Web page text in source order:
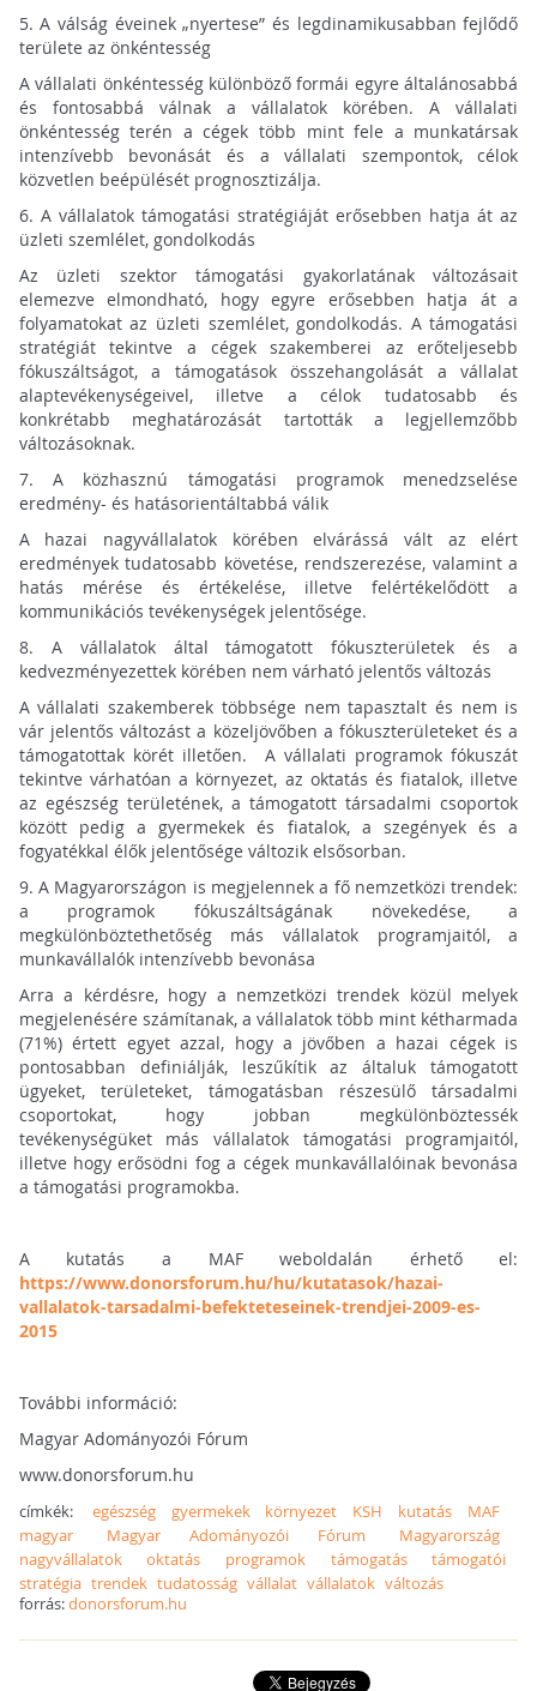
5. A válság éveinek „nyertese” és legdinamikusabban fejlődő
területe az önkéntesség
A vállalati önkéntesség különböző formái egyre általánosabbá
és fontosabbá válnak a vállalatok körében. A vállalati
önkéntesség terén a cégek több mint fele a munkatársak
intenzívebb bevonását és a vállalati szempontok, célok
közvetlen beépülését prognosztizálja.
6. A vállalatok támogatási stratégiáját erősebben hatja át az
üzleti szemlélet, gondolkodás
Az üzleti szektor támogatási gyakorlatának változásait
elemezve elmondható, hogy egyre erősebben hatja át a
folyamatokat az üzleti szemlélet, gondolkodás. A támogatási
stratégiát tekintve a cégek szakemberei az erőteljesebb
fókuszáltságot, a támogatások összehangolását a vállalat
alaptevékenységeivel, illetve a célok tudatosabb és
konkrétabb meghatározását tartották a legjellemzőbb
változásoknak.
7.
A közhasznú támogatási programok menedzselése
eredmény- és hatásorientáltabbá válik
A hazai nagyvállalatok körében elvárássá vált az elért
eredmények tudatosabb követése, rendszerezése, valamint a
hatás mérése és értékelése, illetve felértékelődött a
kommunikációs tevékenységek jelentősége.
8.
A vállalatok által támogatott fókuszterületek és a
kedvezményezettek körében nem várható jelentős változás
A vállalati szakemberek többsége nem tapasztalt és nem is
vár jelentős változást a közeljövőben a fókuszterületeket és a
támogatottak körét illetően. A vállalati programok fókuszát
tekintve várhatóan a környezet, az oktatás és fiatalok, illetve
az egészség területének, a támogatott társadalmi csoportok
között pedig a gyermekek és fiatalok, a szegények és a
fogyatékkal élők jelentősége változik elsősorban.
9. A Magyarországon is megjelennek a fő nemzetközi trendek:
a programok fókuszáltságának növekedése, a
megkülönböztethetőség más vállalatok programjaitól, a
munkavállalók intenzívebb bevonása
Arra a kérdésre, hogy a nemzetközi trendek közül melyek
megjelenésére számítanak, a vállalatok több mint kétharmada
(71%) értett egyet azzal, hogy a jövőben a hazai cégek is
pontosabban definiálják, leszűkítik az általuk támogatott
ügyeket, területeket, támogatásban részesülő társadalmi
csoportokat, hogy jobban megkülönböztessék
tevékenységüket más vállalatok támogatási programjaitól,
illetve hogy erősödni fog a cégek munkavállalóinak bevonása
a támogatási programokba.
A kutatás a MAF weboldalán érhető el:
https://www.donorsforum.hu/hu/kutatasok/hazai-
vallalatok-tarsadalmi-befekteteseinek-trendjei-2009-es-
2015
További információ:
Magyar Adományozói Fórum
www.donorsforum.hu
címkék: egészség gyermekek környezet KSH kutatás
MAF
magyar
Magyar Adományozói Fórum
Magyarország
nagyvállalatok
oktatás programok támogatás
támogatói
stratégia trendek tudatosság vállalat vállalatok változás
forrás:donorsforum.hu